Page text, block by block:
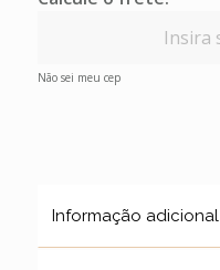
Não sei meu cep
Informação adicional